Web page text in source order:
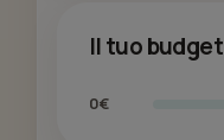
Il tuo budget
0€